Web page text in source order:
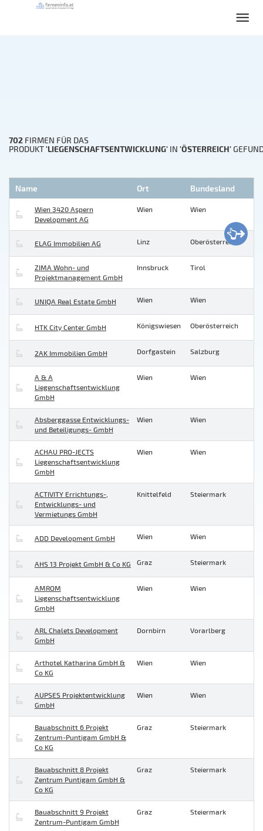
702 FIRMEN FÜR DAS
PRODUKT'LIEGENSCHAFTSENTWICKLUNG' IN 'ÖSTERREICH'
Name Ort Bundesland
Wien 3420 Aspern
Development AG
Wien Wien
ELAG Immobilien AG Linz Oberösterreich
ZIMA Wohn- und
Projektmanagement GmbH
Innsbruck Tirol
UNIQA Real Estate GmbH Wien Wien
HTK City Center GmbH Königswiesen Oberösterreich
2AK Immobilien GmbH Dorfgastein Salzburg
A & A
Liegenschaftsentwicklung
GmbH
Wien Wien
Absberggasse Entwicklungs-
und Beteiligungs- GmbH
Wien Wien
ACHAU PRO-JECTS
Liegenschaftsentwicklung
GmbH
Wien Wien
ACTIVITY Errichtungs-,
Entwicklungs- und
Vermietungs GmbH
Knittelfeld Steiermark
ADD Development GmbH Wien Wien
AHS 13 Projekt GmbH & Co KG Graz Steiermark
AMROM
Liegenschaftsentwicklung
GmbH
Wien Wien
ARL Chalets Development
GmbH
Dornbirn Vorarlberg
Arthotel Katharina GmbH &
Co KG
Wien Wien
AUPSES Projektentwicklung
GmbH
Wien Wien
Bauabschnitt 6 Projekt
Zentrum-Puntigam GmbH &
Co KG
Graz Steiermark
Bauabschnitt 8 Projekt
Zentrum Puntigam GmbH &
Co KG
Graz Steiermark
Bauabschnitt 9 Projekt
Zentrum-Puntigam GmbH
Graz Steiermark